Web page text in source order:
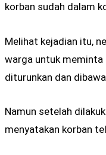
korban sudah dalam
Melihat kejadian itu,
warga untuk meminta
diturunkan dan
Namun setelah
menyatakan korban